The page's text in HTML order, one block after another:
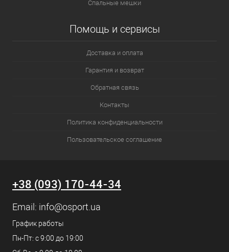
Спальные мешки
Помощь и сервисы
Доставка и оплата
Гарантия и возврат
Обратная связь
Контакты
Политика конфиденциальности
Пользовательское соглашение
+38 (093) 170-44-34
Email: info@osport.ua
График работы
Пн-Пт: с 9:00 до 19:00